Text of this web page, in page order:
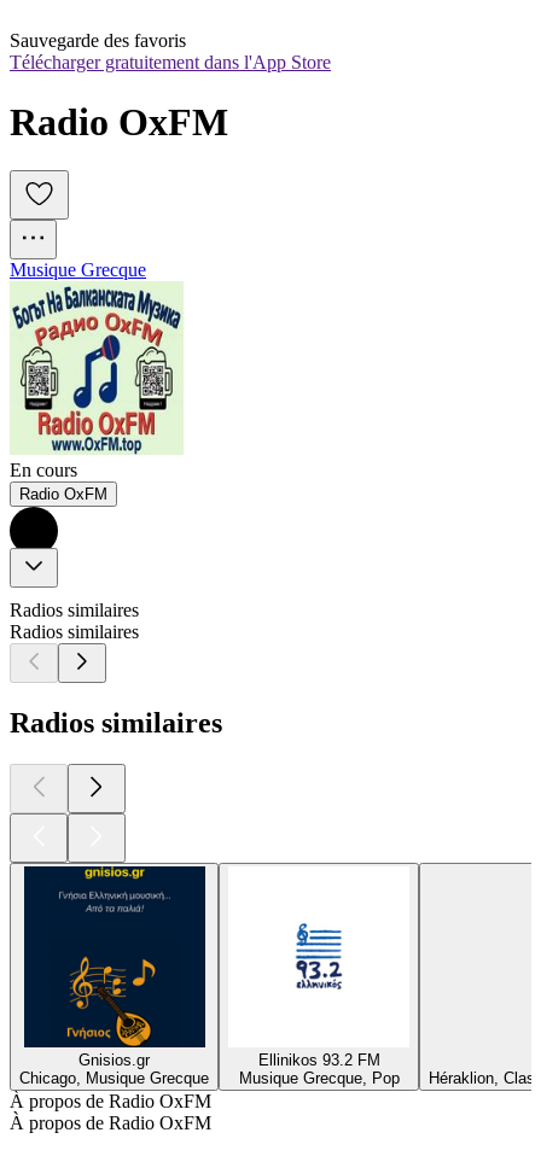
Sauvegarde des favoris
Télécharger gratuitement dans l'App Store
Radio OxFM
Musique Grecque
En cours
Radio OxFM
Radios similaires
Radios similaires
Radios similaires
Gnisios.gr
Chicago, Musique Grecque
Ellinikos 93.2 FM
Musique Grecque, Pop
Héraklion,
À propos de Radio OxFM
À propos de Radio OxFM